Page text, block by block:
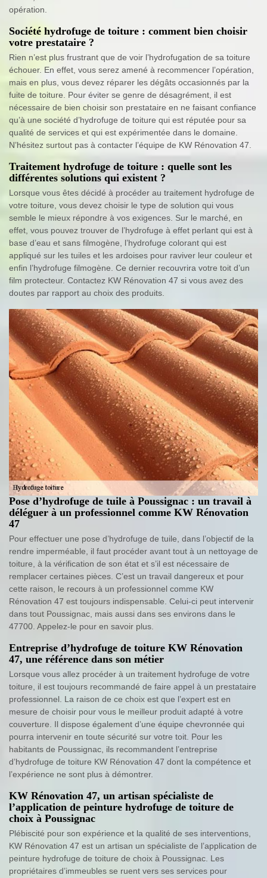
opération.
Société hydrofuge de toiture : comment bien choisir
votre prestataire ?
Rien n’est plus frustrant que de voir l’hydrofugation de sa toiture
échouer. En effet, vous serez amené à recommencer l’opération,
mais en plus, vous devez réparer les dégâts occasionnés par la
fuite de toiture. Pour éviter se genre de désagrément, il est
nécessaire de bien choisir son prestataire en ne faisant confiance
qu’à une société d’hydrofuge de toiture qui est réputée pour sa
qualité de services et qui est expérimentée dans le domaine.
N’hésitez surtout pas à contacter l’équipe de KW Rénovation 47.
Traitement hydrofuge de toiture : quelle sont les
différentes solutions qui existent ?
Lorsque vous êtes décidé à procéder au traitement hydrofuge de
votre toiture, vous devez choisir le type de solution qui vous
semble le mieux répondre à vos exigences. Sur le marché, en
effet, vous pouvez trouver de l’hydrofuge à effet perlant qui est à
base d’eau et sans filmogène, l’hydrofuge colorant qui est
appliqué sur les tuiles et les ardoises pour raviver leur couleur et
enfin l’hydrofuge filmogène. Ce dernier recouvrira votre toit d’un
film protecteur. Contactez KW Rénovation 47 si vous avez des
doutes par rapport au choix des produits.
Pose d’hydrofuge de tuile à Poussignac : un travail à
déléguer à un professionnel comme KW Rénovation
47
Pour effectuer une pose d’hydrofuge de tuile, dans l’objectif de la
rendre imperméable, il faut procéder avant tout à un nettoyage de
toiture, à la vérification de son état et s’il est nécessaire de
remplacer certaines pièces. C’est un travail dangereux et pour
cette raison, le recours à un professionnel comme KW
Rénovation 47 est toujours indispensable. Celui-ci peut intervenir
dans tout Poussignac, mais aussi dans ses environs dans le
47700. Appelez-le pour en savoir plus.
Entreprise d’hydrofuge de toiture KW Rénovation
47, une référence dans son métier
Lorsque vous allez procéder à un traitement hydrofuge de votre
toiture, il est toujours recommandé de faire appel à un prestataire
professionnel. La raison de ce choix est que l’expert est en
mesure de choisir pour vous le meilleur produit adapté à votre
couverture. Il dispose également d’une équipe chevronnée qui
pourra intervenir en toute sécurité sur votre toit. Pour les
habitants de Poussignac, ils recommandent l’entreprise
d’hydrofuge de toiture KW Rénovation 47 dont la compétence et
l’expérience ne sont plus à démontrer.
KW Rénovation 47, un artisan spécialiste de
l’application de peinture hydrofuge de toiture de
choix à Poussignac
Plébiscité pour son expérience et la qualité de ses interventions,
KW Rénovation 47 est un artisan un spécialiste de l’application de
peinture hydrofuge de toiture de choix à Poussignac. Les
propriétaires d’immeubles se ruent vers ses services pour